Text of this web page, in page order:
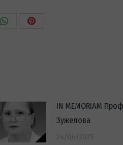
Share
Share
IN MEMORIAM
Зужелова
24/06/2025